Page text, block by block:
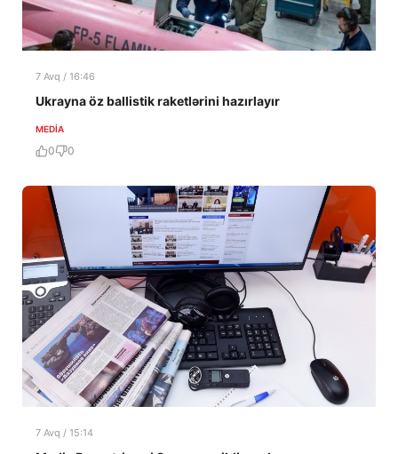
7 Avq / 16:46
Ukrayna öz ballistik raketlərini hazırlayır
MEDİA
0 0
7 Avq / 15:14